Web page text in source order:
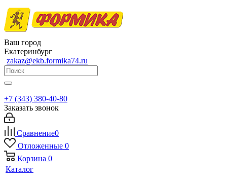
Ваш город
Екатеринбург
zakaz@ekb.formika74.ru
+7 (343) 380-40-80
Заказать звонок
Сравнение0
Отложенные 0
Корзина 0
Каталог